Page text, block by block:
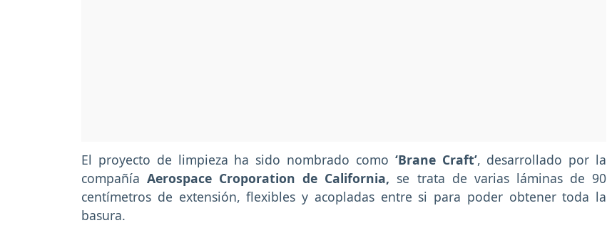
El proyecto de limpieza ha sido nombrado como ‘Brane Craft’, desarrollado por la
compañía Aerospace Croporation de California, se trata de varias láminas de 90
centímetros de extensión, flexibles y acopladas entre si para poder obtener toda la
basura.